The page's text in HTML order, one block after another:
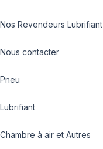
Nos Revendeurs Lubrifiant
Nous contacter
Pneu
Lubrifiant
Chambre à air et Autres